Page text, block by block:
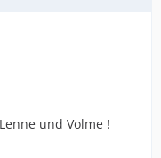
und Volme !